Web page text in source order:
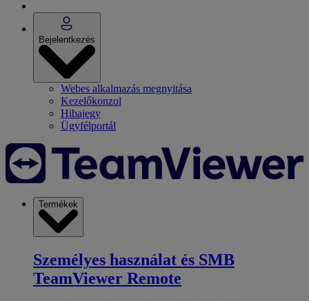
Bejelentkezés
Webes alkalmazás megnyitása
Kezelőkonzol
Hibajegy
Ügyfélportál
Termékek
Személyes használat és SMB
TeamViewer Remote